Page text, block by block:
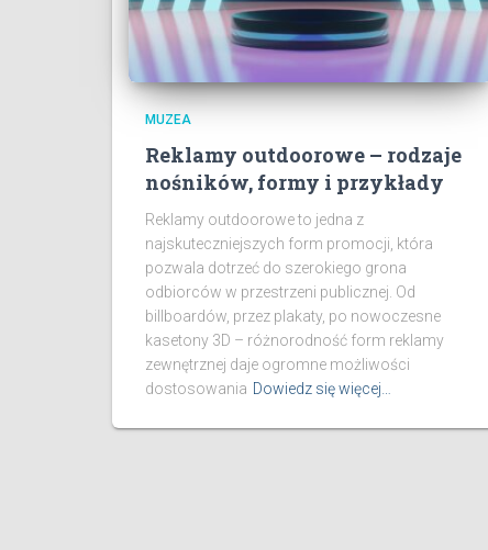
MUZEA
Reklamy outdoorowe – rodzaje
nośników, formy i przykłady
Reklamy outdoorowe to jedna z
najskuteczniejszych form promocji, która
pozwala dotrzeć do szerokiego grona
odbiorców w przestrzeni publicznej. Od
billboardów, przez plakaty, po nowoczesne
kasetony 3D – różnorodność form reklamy
zewnętrznej daje ogromne możliwości
dostosowania Dowiedz się więcej…